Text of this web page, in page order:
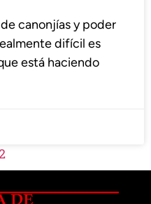
canonjías y poder
difícil es
está haciendo